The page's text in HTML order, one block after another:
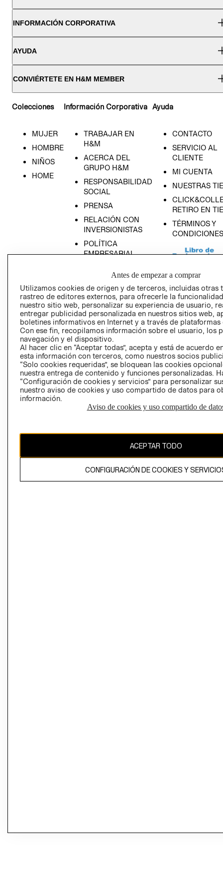
INFORMACIÓN CORPORATIVA
AYUDA
CONVIÉRTETE EN H&M MEMBER
Colecciones
MUJER
HOMBRE
NIÑOS
HOME
Información Corporativa
TRABAJAR EN
H&M
ACERCA DEL
GRUPO H&M
RESPONSABILIDAD
SOCIAL
PRENSA
RELACIÓN CON
INVERSIONISTAS
POLÍTICA
EMPRESARIAL
Ayuda
CONTACTO
SERVICIO AL
CLIENTE
MI CUENTA
NUESTRAS
RETIRO EN
TÉRMINOS Y
CONDICIONES
AVISO DE
PRIVACIDAD
GIFT CARD
El contenido de esta página web está protegido por copyright y es
Antes de empezar a comprar
Utilizamos cookies de origen y de terceros, incluidas otras
rastreo de editores externos, para ofrecerle la
nuestro sitio web, personalizar su experiencia de usuario,
entregar publicidad personalizada en nuestros sitios web,
boletines informativos en Internet y a través de plataformas
Con ese fin, recopilamos información sobre el usuario, los
navegación y el dispositivo.
Al hacer clic en “Aceptar todas”, acepta y está de acuerdo
esta información con terceros, como nuestros socios
“Solo cookies requeridas”, se bloquean las cookies
nuestra entrega de contenido y funciones personalizadas.
“Configuración de cookies y servicios” para personalizar
nuestro aviso de cookies y uso compartido de datos para
información.
Aviso de cookies y uso compartido de
ACEPTAR TODO
CONFIGURACIÓN DE COOKIES Y